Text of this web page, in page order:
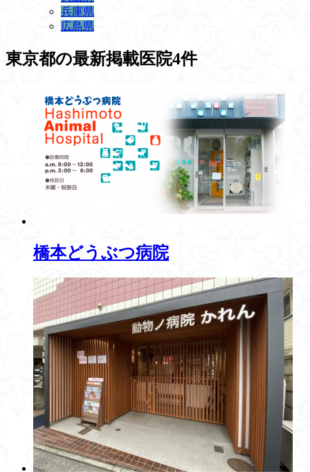
兵庫県
広島県
東京都の最新掲載医院4件
橋本どうぶつ病院